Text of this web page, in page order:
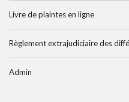
Livre de plaintes en ligne
Règlement extrajudiciaire des
Admin